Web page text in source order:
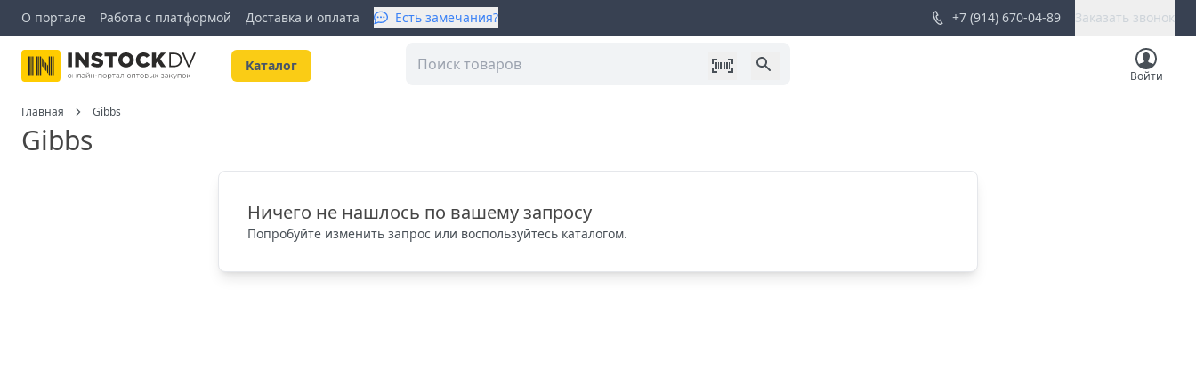
О портале Работа с платформой Доставка и оплата Есть замечания? +7 (914) 670-04-89 Заказать звонок
Kаталог
Войти
Главная Gibbs
Gibbs
Ничего не нашлось по вашему запросу
Попробуйте изменить запрос или воспользуйтесь каталогом.